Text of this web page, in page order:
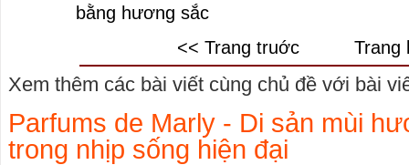
bằng hương sắc
<< Trang truớc
Trang
Xem thêm các bài viết cùng chủ đề với bài
Parfums de Marly - Di sản mùi
trong nhịp sống hiện đại